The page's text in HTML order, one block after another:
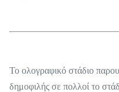
Το ολογραφικό στάδιο
δημοφιλής σε πολλοί το